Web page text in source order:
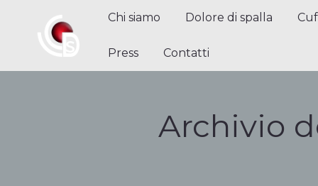
Chi siamo Dolore di spalla
Press Contatti
Archivio
Chi siamo Dolore di spalla